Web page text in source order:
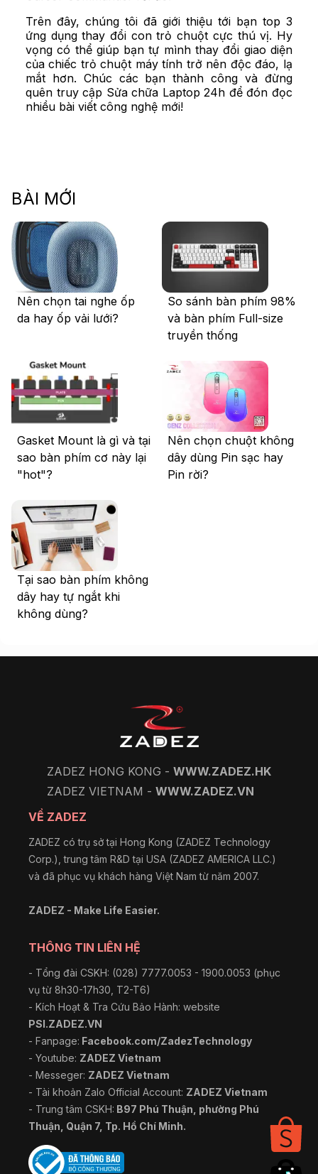
Trên đây, chúng tôi đã giới thiệu tới bạn top 3
ứng dụng thay đổi con trỏ chuột cực thú vị. Hy
vọng có thể giúp bạn tự mình thay đổi giao diện
của chiếc trỏ chuột máy tính trở nên độc đáo, lạ
mắt hơn. Chúc các bạn thành công và đừng
quên truy cập Sửa chữa Laptop 24h để đón đọc
nhiều bài viết công nghệ mới!
BÀI MỚI
Nên chọn tai nghe ốp
da hay ốp vải lưới?
So sánh bàn phím 98%
và bàn phím Full-size
truyền thống
Gasket Mount là gì và tại
sao bàn phím cơ này lại
"hot"?
Nên chọn chuột không
dây dùng Pin sạc hay
Pin rời?
Tại sao bàn phím không
dây hay tự ngắt khi
không dùng?
ZADEZ HONG KONG - WWW.ZADEZ.HK
ZADEZ VIETNAM - WWW.ZADEZ.VN
VỀ ZADEZ
ZADEZ có trụ sở tại Hong Kong (ZADEZ Technology
Corp.), trung tâm R&D tại USA (ZADEZ AMERICA LLC.)
và đã phục vụ khách hàng Việt Nam từ năm 2007.
ZADEZ - Make Life Easier.
THÔNG TIN LIÊN HỆ
- Tổng đài CSKH: (028) 7777.0053 - 1900.0053 (phục
vụ từ 8h30-17h30, T2-T6)
- Kích Hoạt & Tra Cứu Bảo Hành: website
PSI.ZADEZ.VN
- Fanpage: Facebook.com/ZadezTechnology
- Youtube: ZADEZ Vietnam
- Messeger: ZADEZ Vietnam
- Tài khoản Zalo Official Account: ZADEZ Vietnam
- Trung tâm CSKH: B97 Phú Thuận, phường Phú
Thuận, Quận 7, Tp. Hồ Chí Minh.